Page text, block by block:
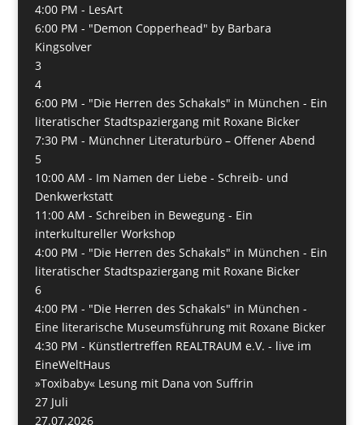
4:00 PM - LesArt
6:00 PM - "Demon Copperhead" by Barbara
Kingsolver
3
4
6:00 PM - "Die Herren des Schakals" in München - Ein
literatischer Stadtspaziergang mit Roxane Bicker
7:30 PM - Münchner Literaturbüro – Offener Abend
5
10:00 AM - Im Namen der Liebe - Schreib- und
Denkwerkstatt
11:00 AM - Schreiben in Bewegung - Ein
interkultureller Workshop
4:00 PM - "Die Herren des Schakals" in München - Ein
literatischer Stadtspaziergang mit Roxane Bicker
6
4:00 PM - "Die Herren des Schakals" in München -
Eine literarische Museumsführung mit Roxane Bicker
4:30 PM - Künstlertreffen REALTRAUM e.V. - live im
EineWeltHaus
»Toxibaby« Lesung mit Dana von Suffrin
27 Juli
27.07.2026